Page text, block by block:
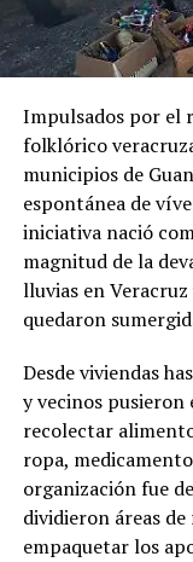
Impulsados por el
folklórico
municipios de
espontánea de
iniciativa nació
magnitud de la
lluvias en
quedaron
Desde viviendas
y vecinos pusieron
recolectar
ropa,
organización fue
dividieron áreas
empaquetar los